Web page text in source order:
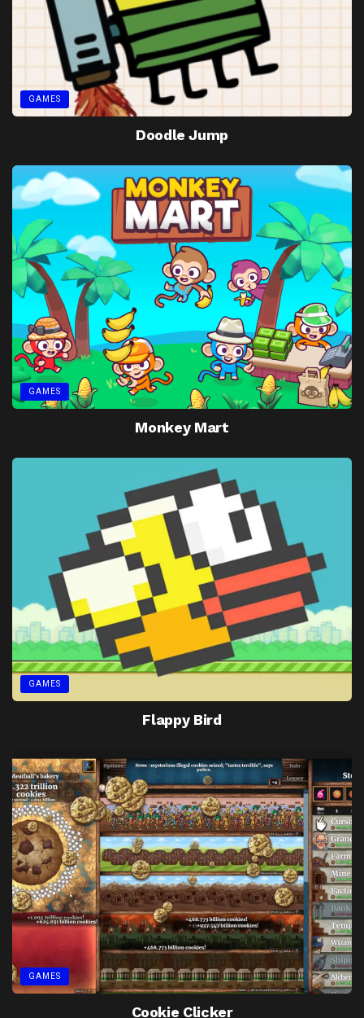
GAMES
Doodle Jump
GAMES
Monkey Mart
GAMES
Flappy Bird
GAMES
Cookie Clicker